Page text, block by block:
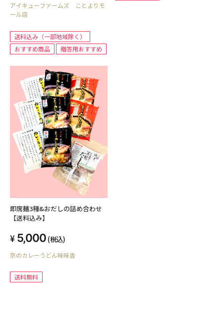
アイキューファームズ ことよりモ
ール店
送料込み（一部地域除く）
おすすめ商品
贈答用おすすめ
即席麺3種&おだしの詰め合わせ
【送料込み】
5,000 (税込)
京のカレーうどん味味香
送料無料